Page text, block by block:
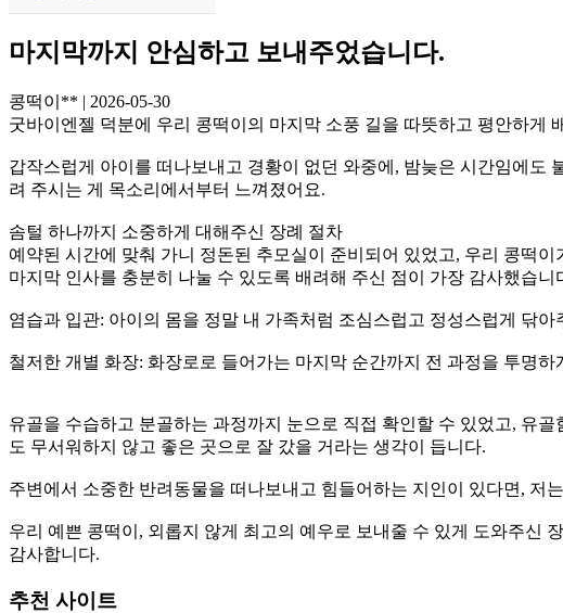
마지막까지 안심하고 보내주었습니다.
콩떡이** | 2026-05-30
굿바이엔젤 덕분에 우리 콩떡이의 마지막 소풍 길을 따뜻하고 평안하게
갑작스럽게 아이를 떠나보내고 경황이 없던 와중에, 밤늦은 시간임에도
려 주시는 게 목소리에서부터 느껴졌어요.
솜털 하나까지 소중하게 대해주신 장례 절차
예약된 시간에 맞춰 가니 정돈된 추모실이 준비되어 있었고, 우리 콩떡
마지막 인사를 충분히 나눌 수 있도록 배려해 주신 점이 가장 감사했습니
염습과 입관: 아이의 몸을 정말 내 가족처럼 조심스럽고 정성스럽게 닦
철저한 개별 화장: 화장로로 들어가는 마지막 순간까지 전 과정을 투명
유골을 수습하고 분골하는 과정까지 눈으로 직접 확인할 수 있었고, 유
도 무서워하지 않고 좋은 곳으로 잘 갔을 거라는 생각이 듭니다.
주변에서 소중한 반려동물을 떠나보내고 힘들어하는 지인이 있다면, 저
우리 예쁜 콩떡이, 외롭지 않게 최고의 예우로 보내줄 수 있게 도와주신
감사합니다.
추천 사이트